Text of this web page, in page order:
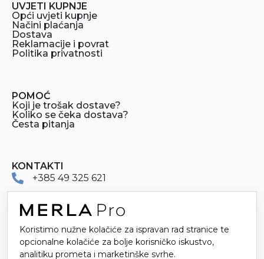
UVJETI KUPNJE
Opći uvjeti kupnje
Načini plaćanja
Dostava
Reklamacije i povrat
Politika privatnosti
POMOĆ
Koji je trošak dostave?
Koliko se čeka dostava?
Česta pitanja
KONTAKTI
+385 49 325 621
merlapro@merla.hr
Dr. Stanka Pinjuha 16
49214 Veliko Trgovišće
Koristimo nužne kolačiće za ispravan rad stranice te
opcionalne kolačiće za bolje korisničko iskustvo,
analitiku prometa i marketinške svrhe.